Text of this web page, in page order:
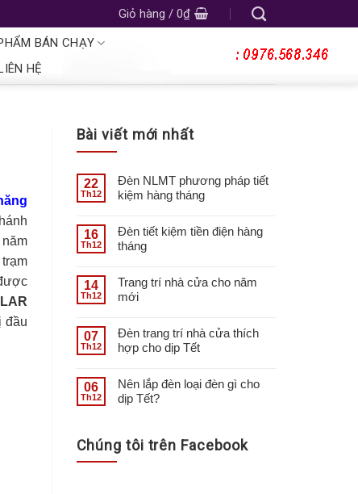
Giỏ hàng / 0₫
BÁN CHẠY
HỆ
đầu
Bài viết mới nhất
22
Th12
Đèn NLMT phương pháp tiết
kiệm hàng tháng
16
Th12
Đèn tiết kiệm tiền điện hàng
tháng
14
Th12
Trang trí nhà cửa cho năm
mới
07
Th12
Đèn trang trí nhà cửa thích
hợp cho dịp Tết
06
Th12
Nên lắp đèn loại đèn gì cho
dịp Tết?
Chúng tôi trên Facebook